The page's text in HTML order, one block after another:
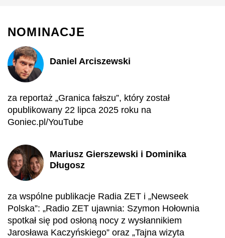
NOMINACJE
Daniel Arciszewski
za reportaż „Granica fałszu”, który został
opublikowany 22 lipca 2025 roku na
Goniec.pl/YouTube
Mariusz Gierszewski i Dominika
Długosz
za wspólne publikacje Radia ZET i „Newseek
Polska”: „Radio ZET ujawnia: Szymon Hołownia
spotkał się pod osłoną nocy z wysłannikiem
Jarosława Kaczyńskiego” oraz „Tajna wizyta